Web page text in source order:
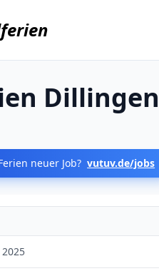
neuer Job? vutuv.de/jobs